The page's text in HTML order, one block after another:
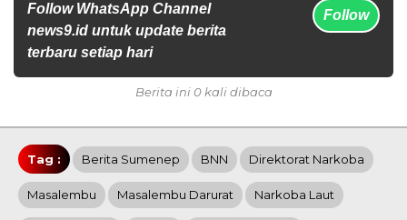
Follow WhatsApp Channel
news9.id untuk update berita
terbaru setiap hari
Follow
Berita ini 0 kali dibaca
Tag : Berita Sumenep BNN Direktorat Narkoba
Masalembu Masalembu Darurat Narkoba Laut